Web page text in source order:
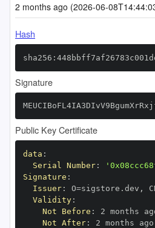
2 months ago (2026-06-
Hash
Signature
Public Key Certificate
data :
Serial Number:
Signature :
Issuer: O=sigstore.dev ,
Validity:
Not Before : 2 months
Not After: 2 months